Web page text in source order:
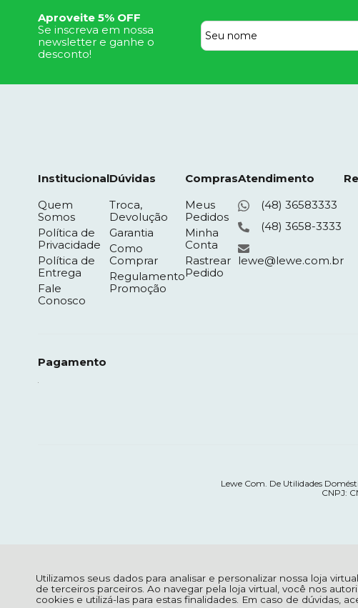
Utilizamos seus dados para analisar e personalizar nossa loja
de terceiros parceiros. Ao navegar pela loja virtual, você nos
cookies e utilizá-las para estas finalidades. Em caso de dúvidas,
Aproveite 5% OFF
Se inscreva em nossa
newsletter e ganhe o
desconto!
Institucional
Quem
Somos
Política de
Privacidade
Política de
Entrega
Fale
Conosco
Dúvidas
Troca,
Devolução
Garantia
Como
Comprar
Regulamento
Promoção
Compras
Meus
Pedidos
Minha
Conta
Rastrear
Pedido
Atendimento
(48) 36583333
(48) 3658-3333
lewe@lewe.com.br
Pagamento
Lewe Com. De Utilidades
CNPJ: